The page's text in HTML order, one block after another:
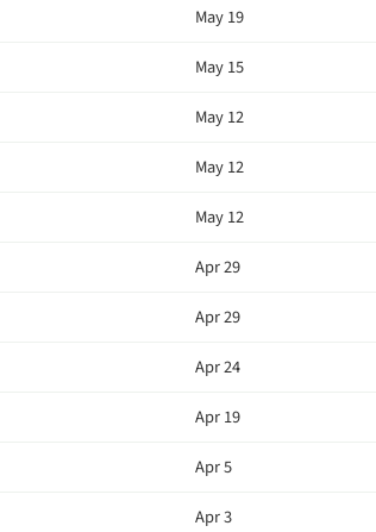
May 19
May 15
May 12
May 12
May 12
Apr 29
Apr 29
Apr 24
Apr 19
Apr 5
Apr 3